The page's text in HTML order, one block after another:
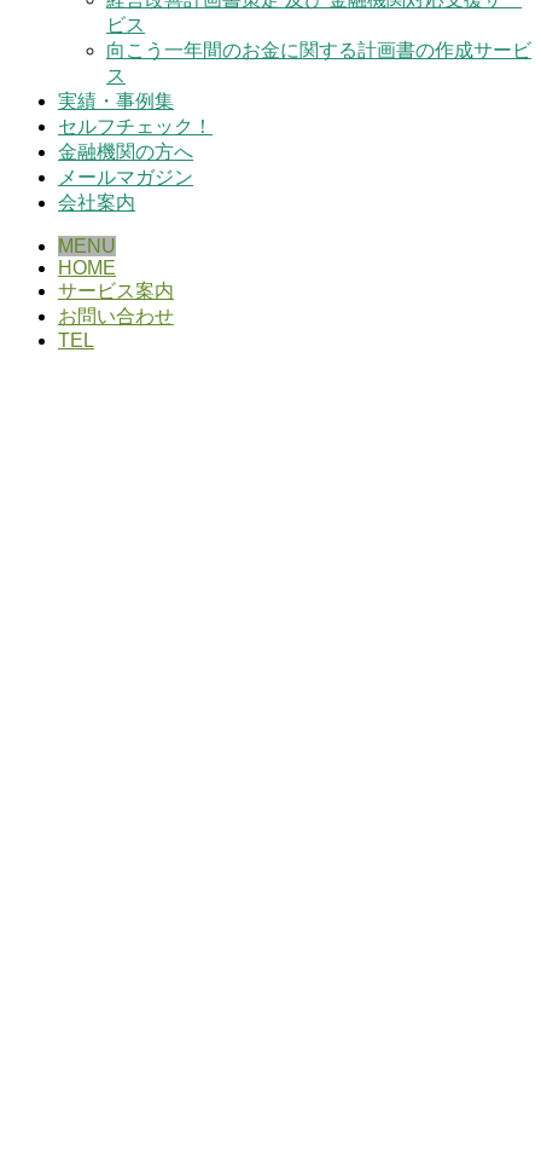
ビス
向こう一年間のお金に関する計画書の作成サービ
ス
実績・事例集
セルフチェック！
金融機関の方へ
メールマガジン
会社案内
MENU
HOME
サービス案内
お問い合わせ
TEL